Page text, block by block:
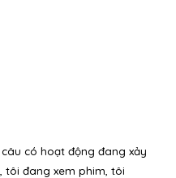
có hoạt động đang xảy
tôi đang xem phim, tôi